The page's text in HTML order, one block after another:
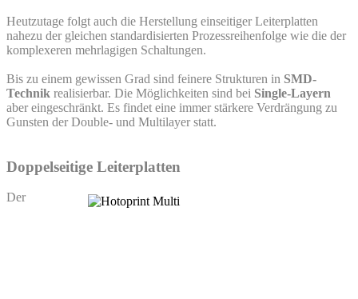
Heutzutage folgt auch die Herstellung einseitiger Leiterplatten
nahezu der gleichen standardisierten Prozessreihenfolge wie die der
komplexeren mehrlagigen Schaltungen.
Bis zu einem gewissen Grad sind feinere Strukturen in SMD-
Technik realisierbar. Die Möglichkeiten sind bei Single-Layern
aber eingeschränkt. Es findet eine immer stärkere Verdrängung zu
Gunsten der Double- und Multilayer statt.
Doppelseitige Leiterplatten
Der